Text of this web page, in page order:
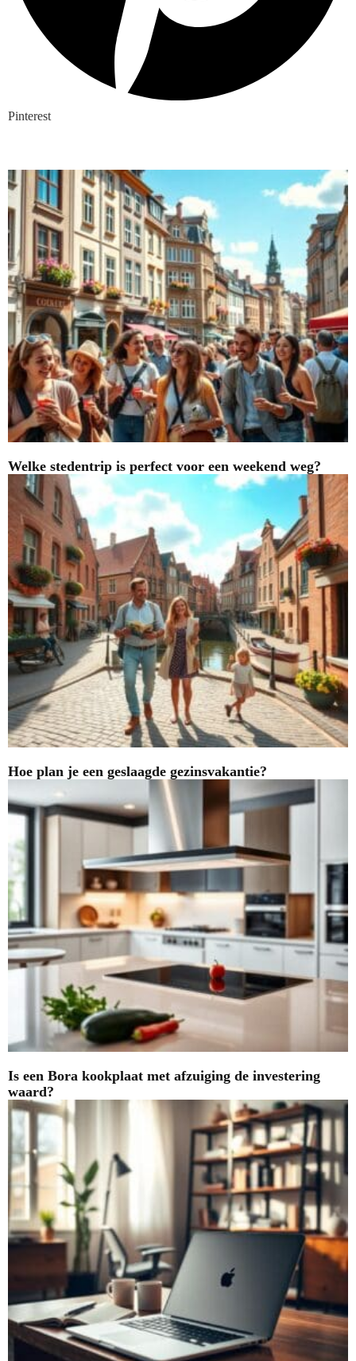
Pinterest
Welke stedentrip is perfect voor een weekend weg?
Hoe plan je een geslaagde gezinsvakantie?
Is een Bora kookplaat met afzuiging de investering
waard?